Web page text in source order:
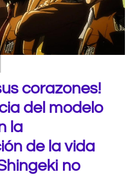
corazones!
del modelo
la
de la vida
no